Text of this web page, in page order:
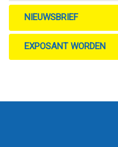
NIEUWSBRIEF
EXPOSANT WORDEN